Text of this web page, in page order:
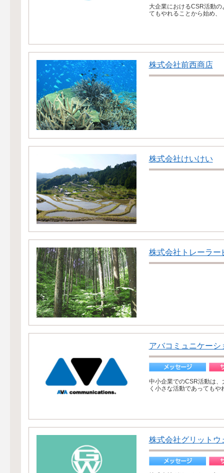
大企業におけるCSR活動
てもやれることから始め、
株式会社前西商店
株式会社けいけい
株式会社トレーラー
アバコミュニケーシ
中小企業でのCSR活動は
く小さな活動であっても
株式会社グリットウ